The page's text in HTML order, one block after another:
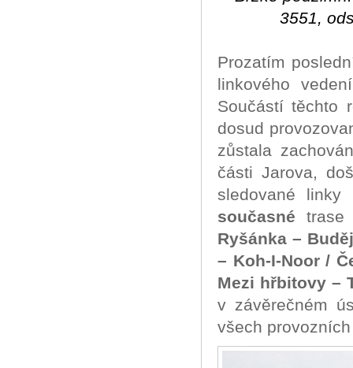
3551,
Prozatím
linkového
Součástí těchto
dosud
zůstala
části Jarova,
sledované
současné
Ryšánka –
– Koh-I-Noor /
Mezi hřbitovy –
v závěrečném
všech